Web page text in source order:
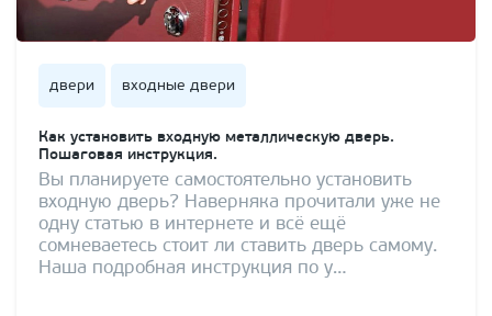
двери входные двери
Как установить входную металлическую дверь.
Пошаговая инструкция.
Вы планируете самостоятельно установить
входную дверь? Наверняка прочитали уже не
одну статью в интернете и всё ещё
сомневаетесь стоит ли ставить дверь самому.
Наша подробная инструкция по у…